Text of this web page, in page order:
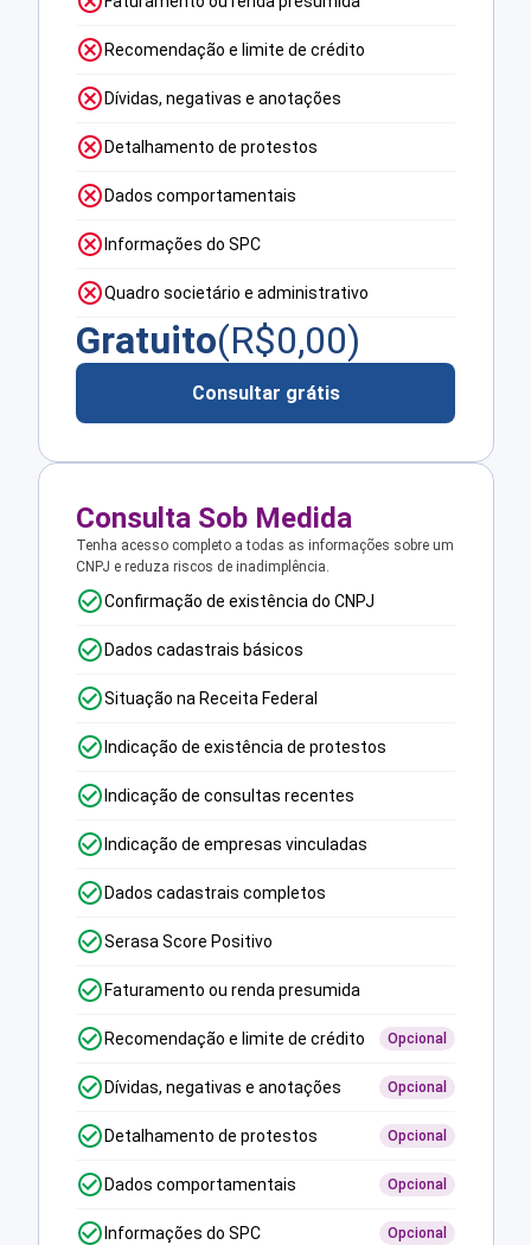
Recomendação e limite de crédito
Dívidas, negativas e anotações
Detalhamento de protestos
Dados comportamentais
Informações do SPC
Quadro societário e administrativo
Gratuito(R$0,00)
Consultar grátis
Consulta Sob Medida
Tenha acesso completo a todas as informações sobre um
CNPJ e reduza riscos de inadimplência.
Confirmação de existência do CNPJ
Dados cadastrais básicos
Situação na Receita Federal
Indicação de existência de protestos
Indicação de consultas recentes
Indicação de empresas vinculadas
Dados cadastrais completos
Serasa Score Positivo
Faturamento ou renda presumida
Recomendação e limite de crédito Opcional
Dívidas, negativas e anotações Opcional
Detalhamento de protestos Opcional
Dados comportamentais Opcional
Informações do SPC Opcional